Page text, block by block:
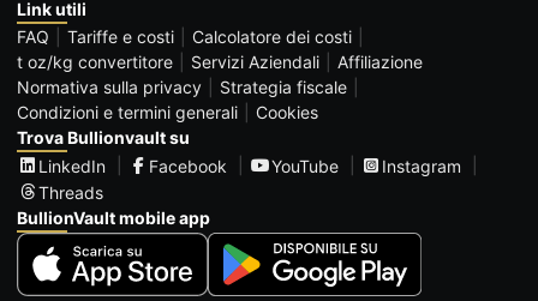
Link utili
FAQ
Tariffe e costi
Calcolatore dei costi
t oz/kg convertitore
Servizi Aziendali
Affiliazione
Normativa sulla privacy
Strategia fiscale
Condizioni e termini generali
Cookies
Trova Bullionvault su
LinkedIn
Facebook YouTube
Instagram
Threads
BullionVault mobile app